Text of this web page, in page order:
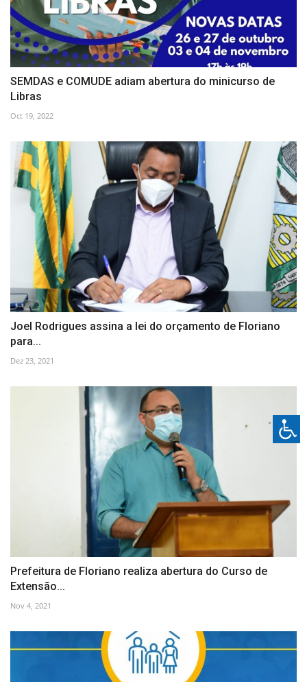
SEMDAS e COMUDE adiam abertura do minicurso de
Libras
Oct 19, 2022
Joel Rodrigues assina a lei do orçamento de Floriano
para...
Dez 23, 2021
Prefeitura de Floriano realiza abertura do Curso de
Extensão...
Nov 4, 2021